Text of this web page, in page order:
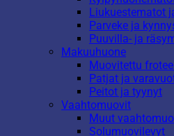
Liukuestematot
Parveke ja
Puuvilla- ja
Makuuhuone
Muovitettu
Patjat ja
Peitot ja tyynyt
Vaahtomuovit
Muut
Solumuovilevyt